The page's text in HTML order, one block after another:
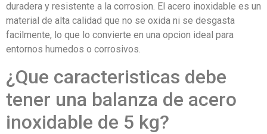
duradera y resistente a la corrosion. El acero inoxidable es un
material de alta calidad que no se oxida ni se desgasta
facilmente, lo que lo convierte en una opcion ideal para
entornos humedos o corrosivos.
¿Que caracteristicas debe
tener una balanza de acero
inoxidable de 5 kg?